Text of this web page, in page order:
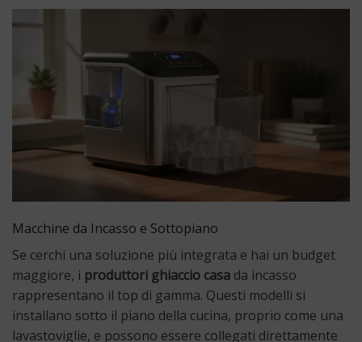
Macchine da Incasso e Sottopiano
Se cerchi una soluzione più integrata e hai un budget
maggiore, i produttori ghiaccio casa da incasso
rappresentano il top di gamma. Questi modelli si
installano sotto il piano della cucina, proprio come una
lavastoviglie, e possono essere collegati direttamente